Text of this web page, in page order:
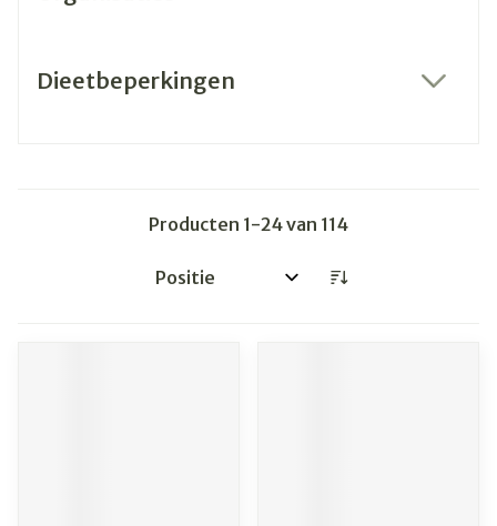
Dieetbeperkingen
Producten 1-24van 114
Sorteer op: